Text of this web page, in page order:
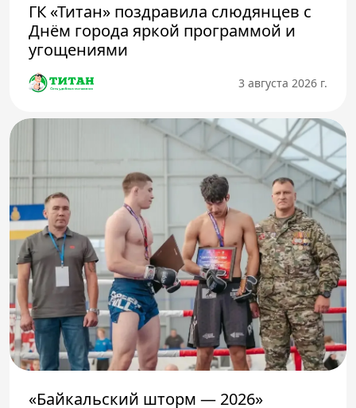
ГК «Титан» поздравила слюдянцев с
Днём города яркой программой и
угощениями
3 августа 2026 г.
«Байкальский шторм — 2026»